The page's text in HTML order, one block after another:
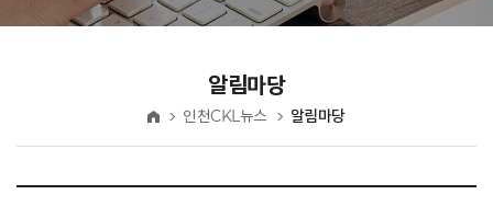
알림마당
홈 인천CKL뉴스 알림마당